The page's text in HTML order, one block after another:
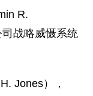
R.
战略威慑系统
Jones），